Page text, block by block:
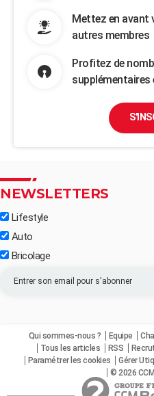
Mettez en avant
autres membres
Profitez de
NEWSLETTERS
Lifestyle
Auto
Bricolage
Qui sommes-nous ? Equipe
Tous les articles
RSS
Paramétrer les cookies
Gérer Utiq
© 2026